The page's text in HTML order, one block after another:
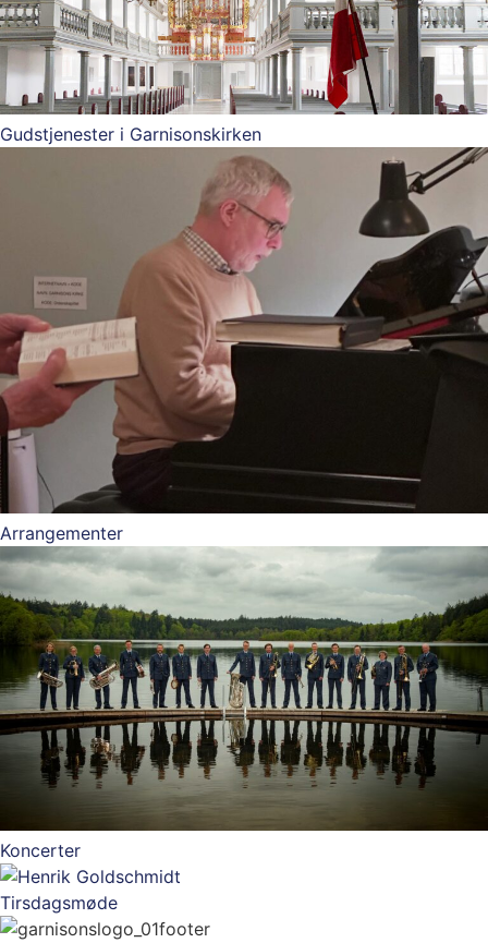
Gudstjenester i Garnisonskirken
Arrangementer
Koncerter
Tirsdagsmøde